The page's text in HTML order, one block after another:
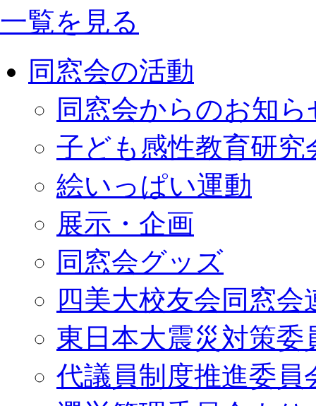
一覧を見る
同窓会の活動
同窓会からのお知ら
子ども感性教育研究
絵いっぱい運動
展示・企画
同窓会グッズ
四美大校友会同窓会
東日本大震災対策委
代議員制度推進委員